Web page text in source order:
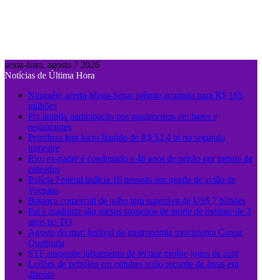
sexta-feira, agosto 7 2026
Notícias de Última Hora
Ninguém acerta Mega-Sena; prêmio acumula para R$ 165
milhões
Pix amplia participação nos pagamentos em bares e
restaurantes
Petrobras tem lucro líquido de R$ 52,4 bi no segundo
trimestre
Rio: ex-padre é condenado a 48 anos de prisão por tortura de
enteados
Polícia Federal indicia 16 pessoas por queda de avião da
Voepass
Balança comercial de julho tem superávit de US$ 7 bilhões
Pai e madrasta são presos suspeitos de morte de menino de 3
anos no TO
Agosto do mar: festival de gastronomia movimenta Canoa
Quebrada
STF suspende julgamento de lei que proíbe jogos de azar
Leilões de petróleo em outubro terão recorde de áreas em
disputa